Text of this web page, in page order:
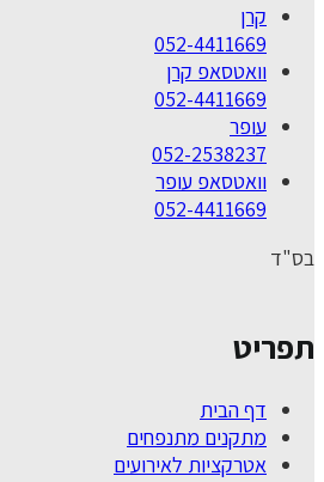
קרן
052-4411669
וואטסאפ קרן
052-4411669
עופר
052-2538237
וואטסאפ עופר
052-4411669
בס"ד
תפריט
דף הבית
מתקנים מתנפחים
אטרקציות לאירועים